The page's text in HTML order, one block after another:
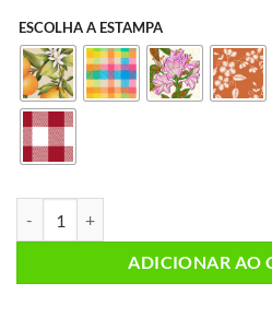
ESCOLHA A ESTAMPA
ADICIONAR AO